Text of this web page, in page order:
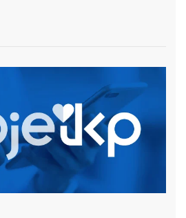
czytaj więcej